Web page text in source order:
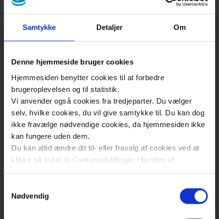
Samtykke Detaljer Om
Denne hjemmeside bruger cookies
Hjemmesiden benytter cookies til at forbedre
brugeroplevelsen og til statistik.
Vi anvender også cookies fra tredjeparter. Du vælger
selv, hvilke cookies, du vil give samtykke til. Du kan dog
ikke fravælge nødvendige cookies, da hjemmesiden ikke
kan fungere uden dem.
Du kan altid ændre dit til- eller fravalg af cookies ved at
klikke på linket til Cookieindstillinger i bunden af
hjemmesiden.
Læs mere om brugen af cookies på vores hjemmeside
Nødvendig
Graviditet,
fødsel og
barsel
Høreapparater
Indsatser
Lægehjælp
og
Mere viden om
sygdomme:
Information om sygdom, symptomer,
undersøgelser og behandling i
Patienthåndbogen
Søg efter rådgivning og tilbud hos de